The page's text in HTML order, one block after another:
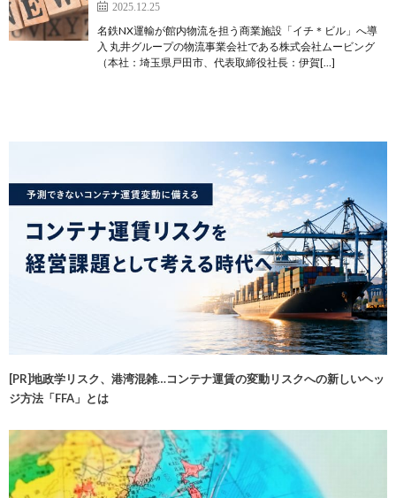
2025.12.25
名鉄NX運輸が館内物流を担う商業施設「イチ＊ビル」へ導
入 丸井グループの物流事業会社である株式会社ムービング
（本社：埼玉県戸田市、代表取締役社長：伊賀[…]
[PR]地政学リスク、港湾混雑…コンテナ運賃の変動リスクへの新しいヘッ
ジ方法「FFA」とは